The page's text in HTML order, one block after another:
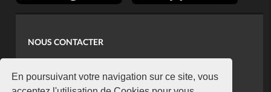
En poursuivant votre navigation sur ce site, vous
NOUS CONTACTER
koaci@yahoo.fr